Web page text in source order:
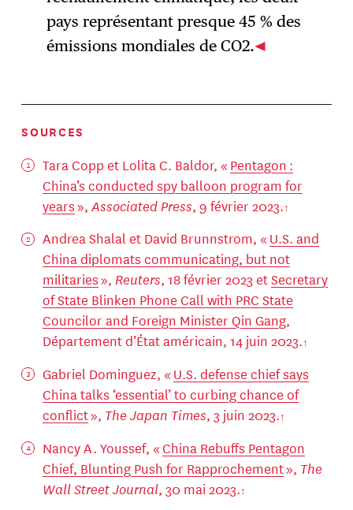
pays représentant presque 45 % des
émissions mondiales de CO2.
SOURCES
Tara Copp et Lolita C. Baldor, « Pentagon :
China’s conducted spy balloon program for
years»,Associated Press, 9 février 2023.
Andrea Shalal et David Brunnstrom, « U.S. and
China diplomats communicating, but not
militaries», Reuters, 18 février 2023 etSecretary
of State Blinken Phone Call with PRC State
Councilor and Foreign Minister Qin Gang,
Département d’État américain, 14 juin 2023.
Gabriel Dominguez, « U.S. defense chief says
China talks ‘essential’ to curbing chance of
conflict», The Japan Times, 3 juin 2023.
Nancy A. Youssef, «China Rebuffs Pentagon
Chief, Blunting Push for Rapprochement», The
Wall Street Journal, 30 mai 2023.